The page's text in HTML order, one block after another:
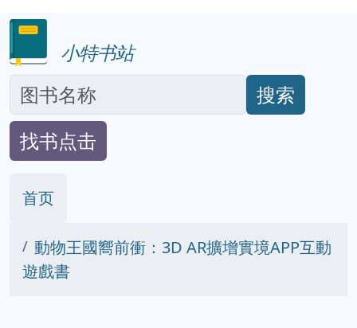
小特书站
搜索
找书点击
首页
動物王國嚮前衝：3D AR擴增實境APP互動
遊戲書